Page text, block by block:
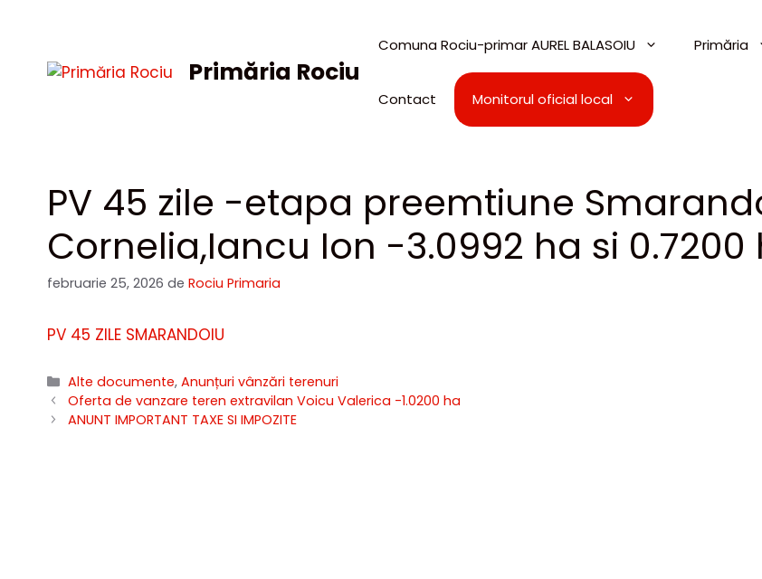
Primăria Rociu
Comuna Rociu-primar AUREL BALASOIU Primăria
Contact Monitorul oficial local
PV 45 zile -etapa preemtiune
Cornelia,Iancu Ion -3.0992 ha si 0.7200
februarie 25, 2026 de Rociu Primaria
PV 45 ZILE SMARANDOIU
Categorii
Alte documente,Anunțuri vânzări terenuri
Oferta de vanzare teren extravilan Voicu Valerica -1.0200 ha
ANUNT IMPORTANT TAXE SI IMPOZITE